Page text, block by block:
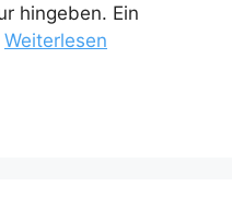
hingeben. Ein
Weiterlesen